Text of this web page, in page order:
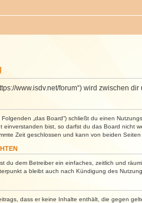
www.isdv.net/forum“) wird
Folgenden „das Board“) schließt du einen
einverstanden bist, so darfst du das Board nicht
Zeit geschlossen und kann von beiden
du dem Betreiber ein einfaches, zeitlich und
a bleibt auch nach Kündigung des
dass er keine Inhalte enthält, die gegen